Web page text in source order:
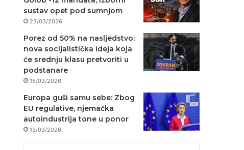
sustav opet pod sumnjom
23/03/2026
Porez od 50% na nasljedstvo:
nova socijalistička ideja koja
će srednju klasu pretvoriti u
podstanare
15/03/2026
Europa guši samu sebe: Zbog
EU regulative, njemačka
autoindustrija tone u ponor
13/03/2026